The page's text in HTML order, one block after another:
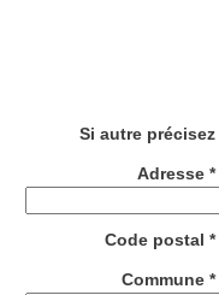
Si autre précisez
Adresse *
Code postal *
Commune *